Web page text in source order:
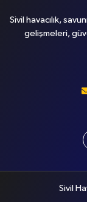
Sivil havacılık,
gelişmeleri,
Sivil